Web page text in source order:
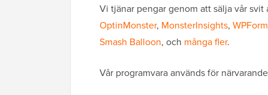
Vi tjänar pengar genom att sälja vår
OptinMonster, MonsterInsights,
Smash Balloon, och många fler.
Vår programvara används för